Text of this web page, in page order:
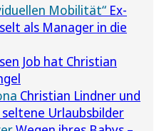
Mobilität“ Ex-
als Manager in die
Job hat Christian
Christian Lindner und
Urlaubsbilder